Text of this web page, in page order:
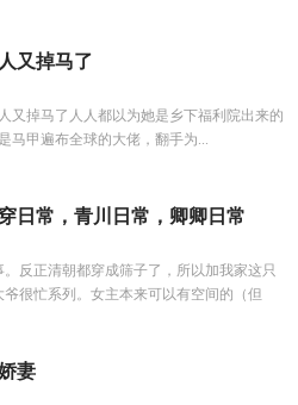
又掉马了
又掉马了人人都以为她是乡下福利院出来的
马甲遍布全球的大佬，翻手为...
日常，青川日常，卿卿日常
。反正清朝都穿成筛子了，所以加我家这只
很忙系列。女主本来可以有空间的（但
妻